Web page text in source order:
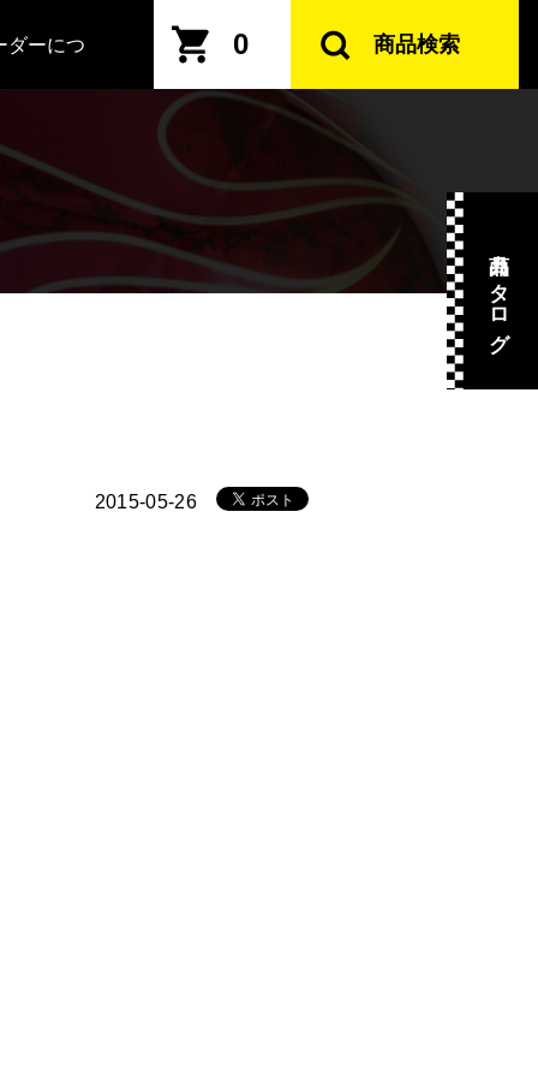
ダーにつ
0 商品検索
2015-05-26
商品カタログ